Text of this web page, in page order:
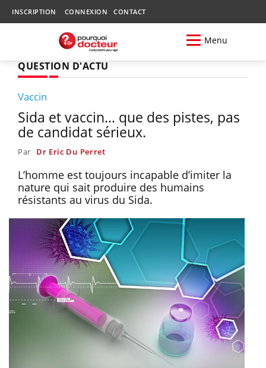
INSCRIPTION CONNEXION CONTACT
Menu
QUESTION D'ACTU
Vaccin
Sida et vaccin… que des pistes, pas
de candidat sérieux.
Par Dr Eric Du Perret
L’homme est toujours incapable d’imiter la
nature qui sait produire des humains
résistants au virus du Sida.